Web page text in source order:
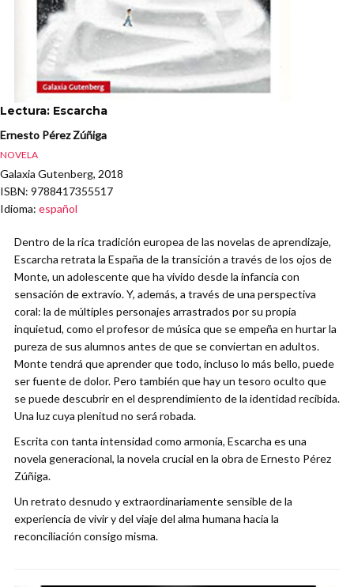
Lectura: Escarcha
Ernesto Pérez Zúñiga
NOVELA
Galaxia Gutenberg, 2018
ISBN: 9788417355517
Idioma: español
Dentro de la rica tradición europea de las novelas de aprendizaje,
Escarcha retrata la España de la transición a través de los ojos de
Monte, un adolescente que ha vivido desde la infancia con
sensación de extravío. Y, además, a través de una perspectiva
coral: la de múltiples personajes arrastrados por su propia
inquietud, como el profesor de música que se empeña en hurtar la
pureza de sus alumnos antes de que se conviertan en adultos.
Monte tendrá que aprender que todo, incluso lo más bello, puede
ser fuente de dolor. Pero también que hay un tesoro oculto que
se puede descubrir en el desprendimiento de la identidad recibida.
Una luz cuya plenitud no será robada.
Escrita con tanta intensidad como armonía, Escarcha es una
novela generacional, la novela crucial en la obra de Ernesto Pérez
Zúñiga.
Un retrato desnudo y extraordinariamente sensible de la
experiencia de vivir y del viaje del alma humana hacia la
reconciliación consigo misma.